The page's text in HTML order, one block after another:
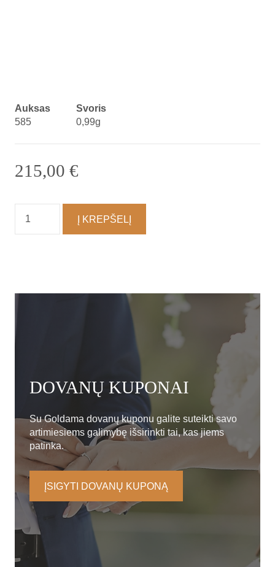
Auksas
585
Svoris
0,99g
215,00 €
kiekis:
Auskarai
Į KREPŠELĮ
DOVANŲ KUPONAI
Su Goldama dovanų kuponu galite suteikti savo
artimiesiems galimybę išsirinkti tai, kas jiems
patinka.
ĮSIGYTI DOVANŲ KUPONĄ